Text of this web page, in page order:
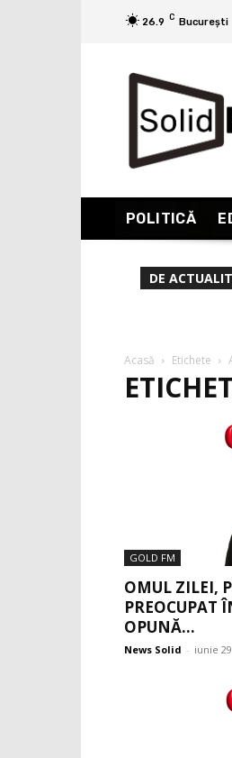
26.9 C București
POLITICĂ
DE
Acasă Etichete
GOLD FM
OMUL ZILEI,
PREOCUPAT
OPUNĂ...
News Solid - iunie